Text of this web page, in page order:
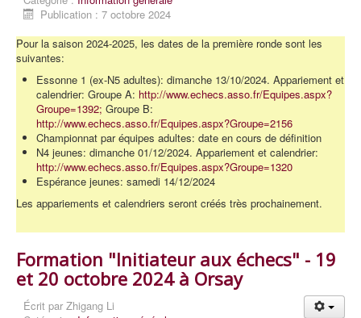
Publication : 7 octobre 2024
Pour la saison 2024-2025, les dates de la première ronde sont les
suivantes:
Essonne 1 (ex-N5 adultes): dimanche 13/10/2024. Appariement et
calendrier: Groupe A: http://www.echecs.asso.fr/Equipes.aspx?
Groupe=1392; Groupe B:
http://www.echecs.asso.fr/Equipes.aspx?Groupe=2156
Championnat par équipes adultes: date en cours de définition
N4 jeunes: dimanche 01/12/2024. Appariement et calendrier:
http://www.echecs.asso.fr/Equipes.aspx?Groupe=1320
Espérance jeunes: samedi 14/12/2024
Les appariements et calendriers seront créés très prochainement.
Formation "Initiateur aux échecs" - 19
et 20 octobre 2024 à Orsay
Écrit par Zhigang Li